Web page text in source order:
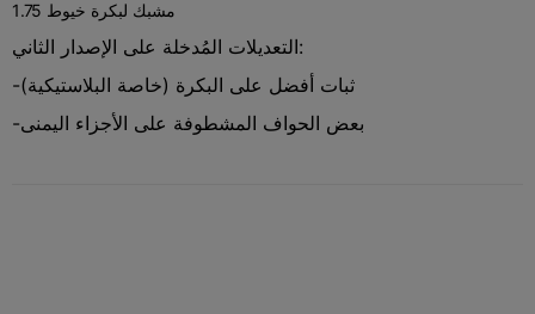
مشبك لبكرة خيوط 1.75
التعديلات المُدخلة على الإصدار الثاني:
-ثبات أفضل على البكرة (خاصة البلاستيكية)
-بعض الحواف المشطوفة على الأجزاء اليمنى